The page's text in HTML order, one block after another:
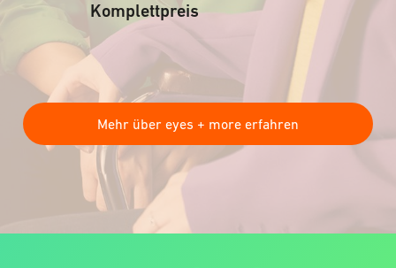
Komplettpreis
Mehr über eyes + more erfahren